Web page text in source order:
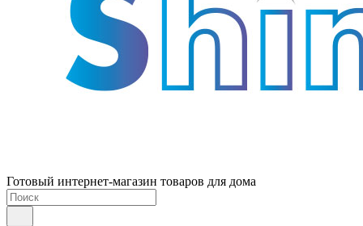
Готовый интернет-магазин товаров для дома